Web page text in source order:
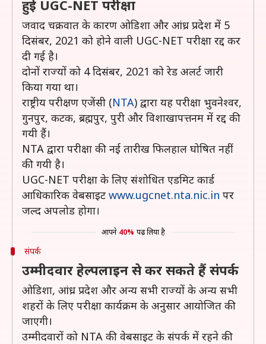
हुई UGC-NET परीक्षा
जवाद चक्रवात के कारण ओडिशा और आंध्र प्रदेश में 5
दिसंबर, 2021 को होने वाली UGC-NET परीक्षा रद्द कर
दी गई है।
दोनों राज्यों को 4 दिसंबर, 2021 को रेड अलर्ट जारी
किया गया था।
राष्ट्रीय परीक्षण एजेंसी (NTA) द्वारा यह परीक्षा भुवनेश्वर,
गुनपुर, कटक, ब्रह्मपुर, पुरी और विशाखापत्तनम में रद्द की
गयी हैं।
NTA द्वारा परीक्षा की नई तारीख फिलहाल घोषित नहीं
की गयी है।
UGC-NET परीक्षा के लिए संशोधित एडमिट कार्ड
आधिकारिक वेबसाइट www.ugcnet.nta.nic.in पर
जल्द अपलोड होगा।
आपने 40% पढ़ लिया है
संपर्क
उम्मीदवार हेल्पलाइन से कर सकते हैं संपर्क
ओडिशा, आंध्र प्रदेश और अन्य सभी राज्यों के अन्य सभी
शहरों के लिए परीक्षा कार्यक्रम के अनुसार आयोजित की
जाएगी।
उम्मीदवारों को NTA की वेबसाइट के संपर्क में रहने की